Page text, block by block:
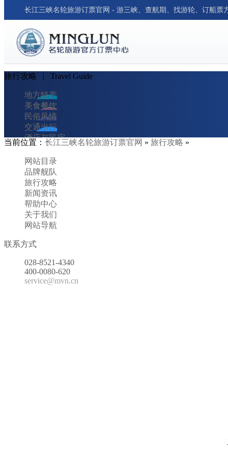
长江三峡名轮旅游订票官网 - 游三峡、查航期、找游轮、订船票
旅行攻略 | Travel Guide
地方特产
美食餐饮
民俗风情
交通出行
酒店与民宿
旅行笔记
旅行小贴士
胜景名城
行程攻略
当前位置： 长江三峡名轮旅游订票官网 » 旅行攻略 »
网站目录
品牌舰队
旅行攻略
新闻资讯
帮助中心
关于我们
网站导航
联系方式
028-8521-4340
400-0080-620
service@mvn.cn
马